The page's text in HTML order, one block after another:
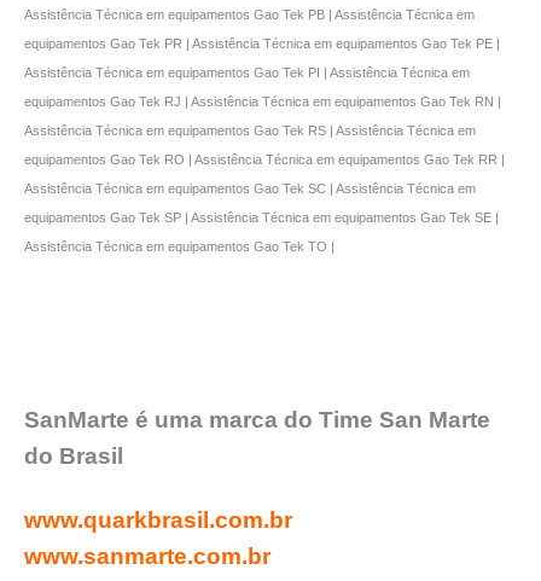
Assistência Técnica em equipamentos Gao Tek PB | Assistência Técnica em
equipamentos Gao Tek PR | Assistência Técnica em equipamentos Gao Tek PE |
Assistência Técnica em equipamentos Gao Tek PI | Assistência Técnica em
equipamentos Gao Tek RJ | Assistência Técnica em equipamentos Gao Tek RN |
Assistência Técnica em equipamentos Gao Tek RS | Assistência Técnica em
equipamentos Gao Tek RO | Assistência Técnica em equipamentos Gao Tek RR |
Assistência Técnica em equipamentos Gao Tek SC | Assistência Técnica em
equipamentos Gao Tek SP | Assistência Técnica em equipamentos Gao Tek SE |
Assistência Técnica em equipamentos Gao Tek TO |
SanMarte é uma marca do Time San Marte
do Brasil
www.quarkbrasil.com.br
www.sanmarte.com.br